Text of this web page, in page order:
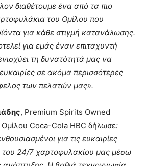
διαθέτουμε ένα από τα πιο
του Ομίλου που
για κάθε στιγμή κατανάλωσης.
για εμάς έναν επιταχυντή
τη δυνατότητά μας να
σε ακόμα περισσότερες
των πελατών μας».
, Premium Spirits Owned
Coca-Cola HBC δήλωσε:
για τις ευκαιρίες
του 24/7 χαρτοφυλακίου μας μέσω